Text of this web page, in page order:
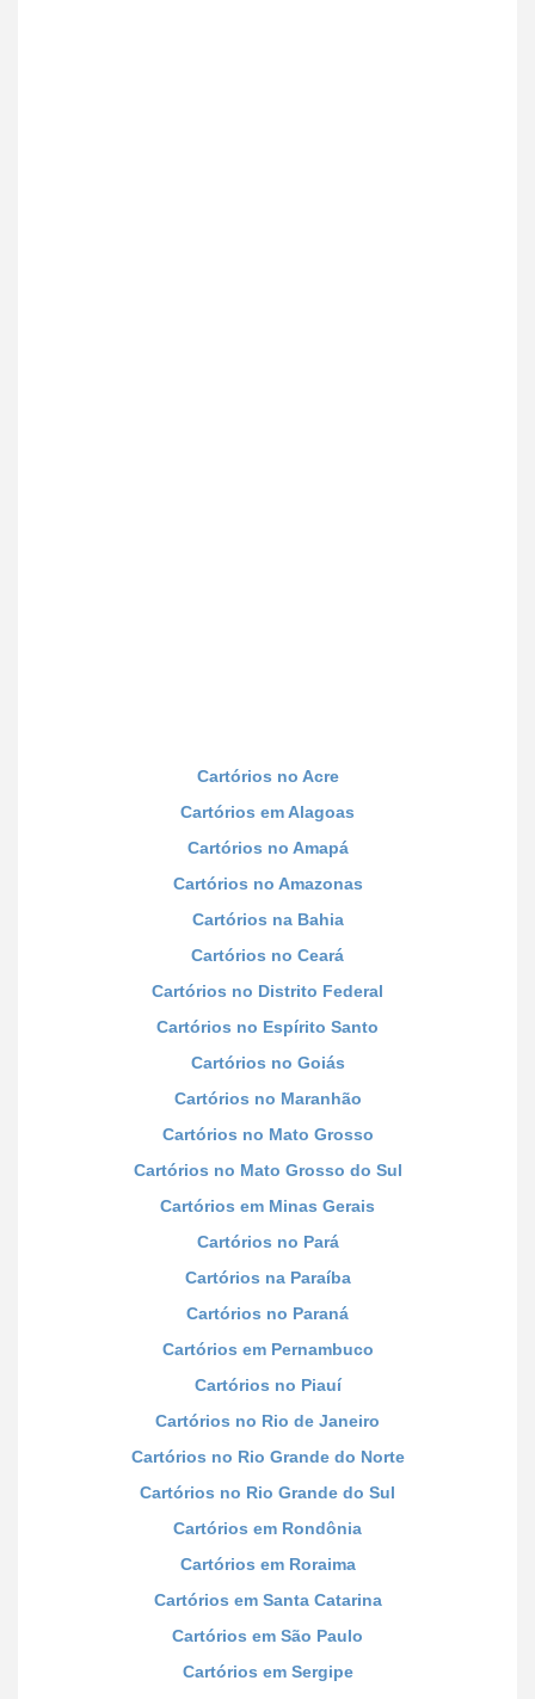
Cartórios no Acre
Cartórios em Alagoas
Cartórios no Amapá
Cartórios no Amazonas
Cartórios na Bahia
Cartórios no Ceará
Cartórios no Distrito Federal
Cartórios no Espírito Santo
Cartórios no Goiás
Cartórios no Maranhão
Cartórios no Mato Grosso
Cartórios no Mato Grosso do Sul
Cartórios em Minas Gerais
Cartórios no Pará
Cartórios na Paraíba
Cartórios no Paraná
Cartórios em Pernambuco
Cartórios no Piauí
Cartórios no Rio de Janeiro
Cartórios no Rio Grande do Norte
Cartórios no Rio Grande do Sul
Cartórios em Rondônia
Cartórios em Roraima
Cartórios em Santa Catarina
Cartórios em São Paulo
Cartórios em Sergipe